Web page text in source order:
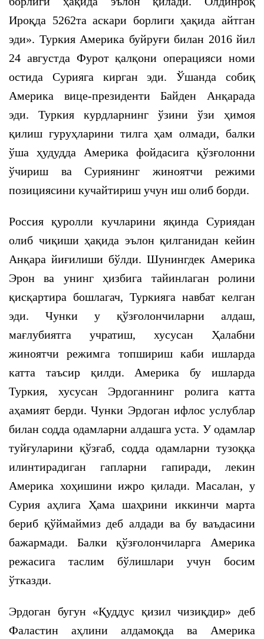
Ироқда 5262та аскари борлиги ҳақида айтган
эди». Туркия Америка буйруғи билан 2016 йил
24 августда Фурот қалқони операцияси номи
остида Сурияга кирган эди. Ўшанда собиқ
Америка вице-президенти Байден Анқарада
эди. Туркия курдларнинг ўзини ўзи ҳимоя
қилиш гуруҳларини тилга ҳам олмади, балки
ўша ҳудудда Америка фойдасига қўзғолонни
ўчириш ва Суриянинг жиноятчи режими
позициясини кучайтириш учун иш олиб борди.
Россия қуролли кучларини яқинда Суриядан
олиб чиқиши ҳақида эълон қилганидан кейин
Анқара йиғилиши бўлди. Шунингдек Америка
Эрон ва унинг ҳизбига тайинлаган ролини
қисқартира бошлагач, Туркияга навбат келган
эди. Чунки у қўзғолончиларни алдаш,
мағлубиятга учратиш, хусусан Ҳалабни
жиноятчи режимга топшириш каби ишларда
катта таъсир қилди. Америка бу ишларда
Туркия, хусусан Эрдоганнинг ролига катта
аҳамият берди. Чунки Эрдоган ифлос услублар
билан содда одамларни алдашга уста. У одамлар
туйғуларини қўзғаб, содда одамларни тузоққа
илинтирадиган гапларни гапиради, лекин
Америка хоҳишини ижро қилади. Масалан, у
Сурия аҳлига Ҳама шаҳрини иккинчи марта
бериб қўймаймиз деб алдади ва бу ваъдасини
бажармади. Балки қўзғолончиларга Америка
режасига таслим бўлишлари учун босим
ўтказди.
Эрдоган бугун «Қуддус қизил чизиқдир» деб
Фаластин аҳлини алдамоқда ва Америка